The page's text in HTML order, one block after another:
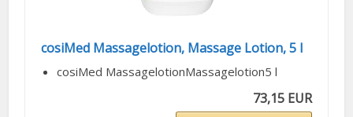
cosiMed Massagelotion, Massage Lotion, 5 l
cosiMed MassagelotionMassagelotion5 l
73,15 EUR